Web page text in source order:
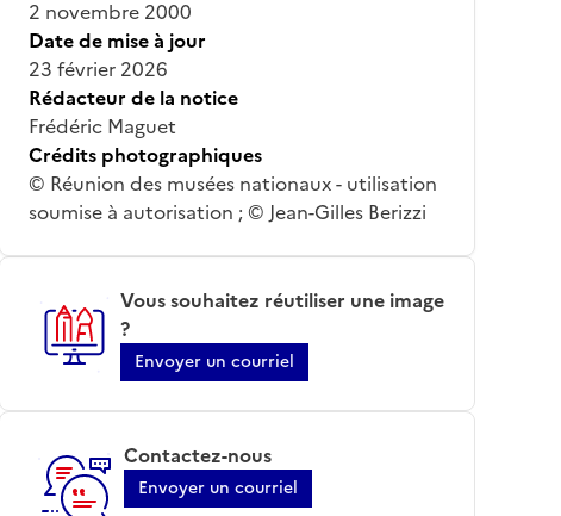
2 novembre 2000
Date de mise à jour
23 février 2026
Rédacteur de la notice
Frédéric Maguet
Crédits photographiques
© Réunion des musées nationaux - utilisation
soumise à autorisation ; © Jean-Gilles Berizzi
Vous souhaitez réutiliser une image
?
Envoyer un courriel
Contactez-nous
Envoyer un courriel